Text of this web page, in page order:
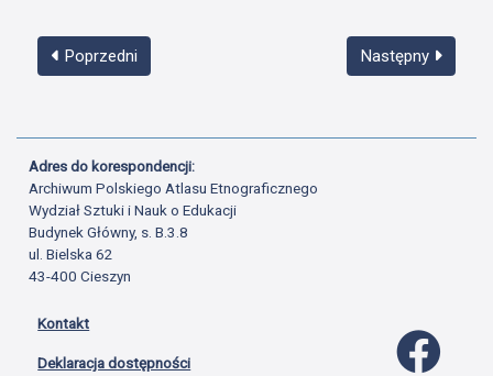
Poprzedni Następny
Adres do korespondencji:
Archiwum Polskiego Atlasu Etnograficznego
Wydział Sztuki i Nauk o Edukacji
Budynek Główny, s. B.3.8
ul. Bielska 62
43-400 Cieszyn
Kontakt
Deklaracja dostępności